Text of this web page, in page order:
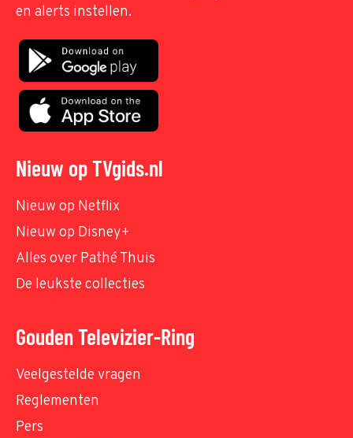
en alerts instellen.
Nieuw op TVgids.nl
Nieuw op Netflix
Nieuw op Disney+
Alles over Pathé Thuis
De leukste collecties
Gouden Televizier-Ring
Veelgestelde vragen
Reglementen
Pers